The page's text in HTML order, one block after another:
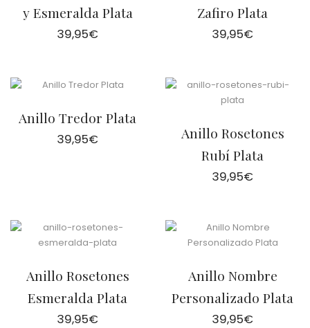
y Esmeralda Plata
39,95€
Zafiro Plata
39,95€
Anillo Tredor Plata
39,95€
Anillo Rosetones
Rubí Plata
39,95€
Anillo Rosetones
Esmeralda Plata
39,95€
Anillo Nombre
Personalizado Plata
39,95€